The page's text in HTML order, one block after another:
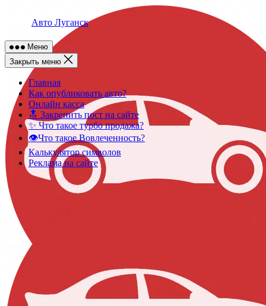
Авто Луганск
Меню
Закрыть меню
Главная
Как опубликовать авто?
Онлайн касса
🔝 Закрепить пост на сайте
✨ Что такое турбо продажа?
👁️Что такое Вовлеченность?
Калькулятор символов
Реклама на сайте